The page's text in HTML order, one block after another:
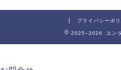
プライバシーポ
2025–2026 エン